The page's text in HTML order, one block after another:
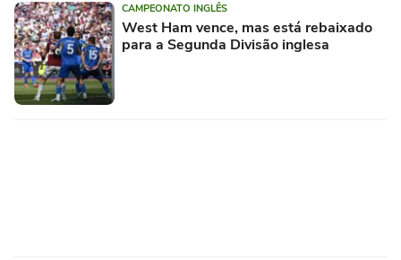
CAMPEONATO INGLÊS
West Ham vence, mas está rebaixado
para a Segunda Divisão inglesa